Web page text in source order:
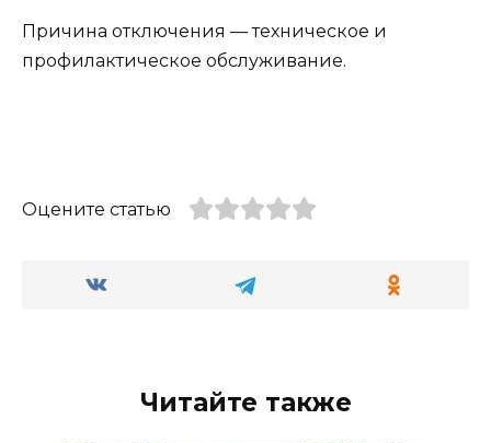
Причина отключения — техническое и
профилактическое обслуживание.
Оцените статью
Читайте также